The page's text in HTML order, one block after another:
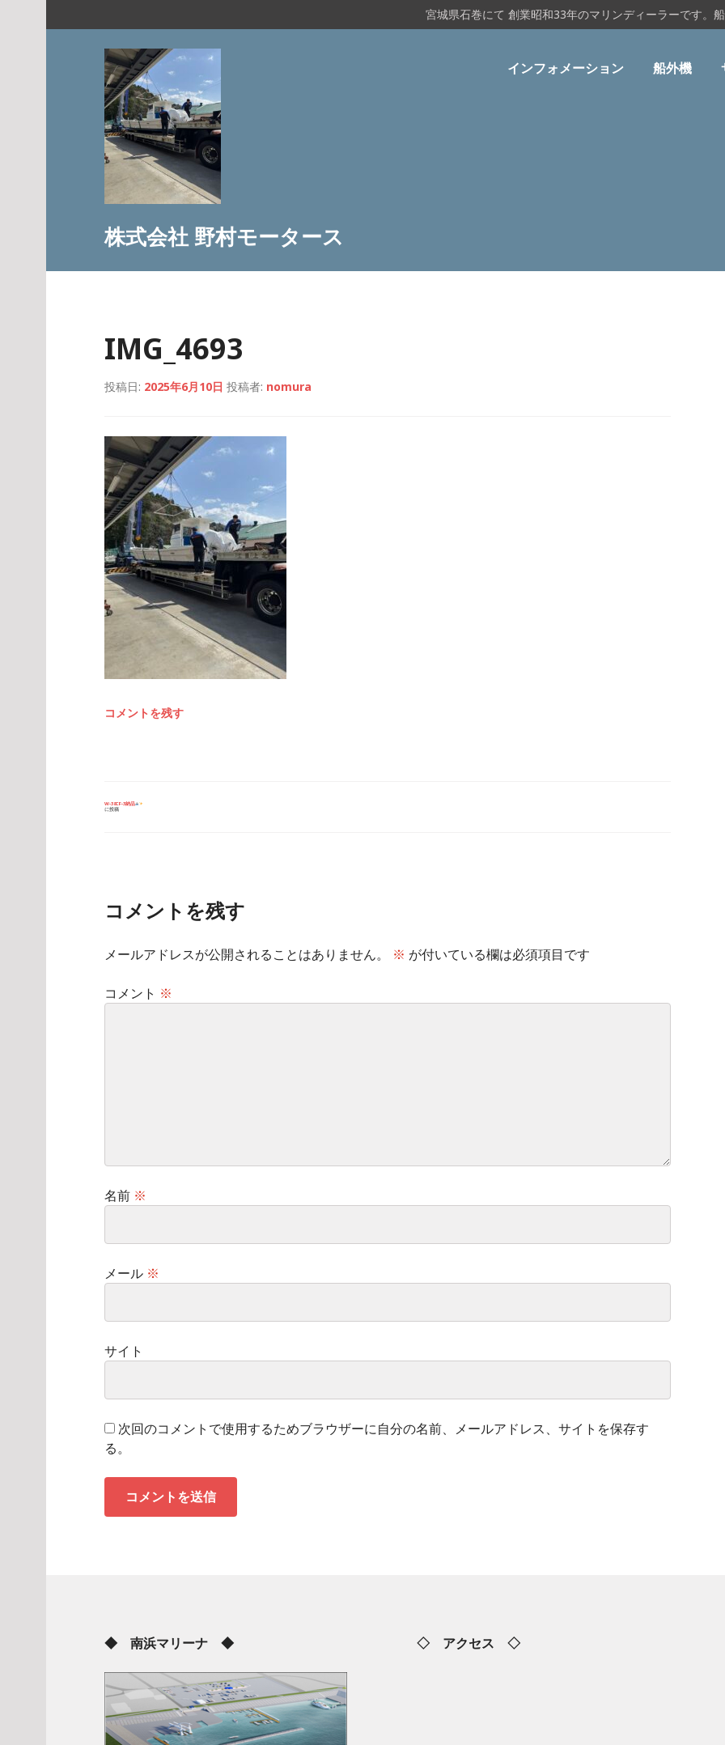
ン
宮城県石巻にて 創業昭和33年のマリンディーラーです。
株式会社 野村モータース
インフォメーション 船外機
IMG_4693
投稿日: 2025年6月10日 投稿者: nomura
コメントを残す
投
W-38CF-3納品
に投稿
コメントを残す
メールアドレスが公開されることはありません。 ※ が付いている欄は必須項目です
コメント ※
名前 ※
メール ※
サイト
次回のコメントで使用するためブラウザーに自分の名前、メールアドレス、サイトを保存す
る。
◆ 南浜マリーナ ◆ ◇ アクセス ◇